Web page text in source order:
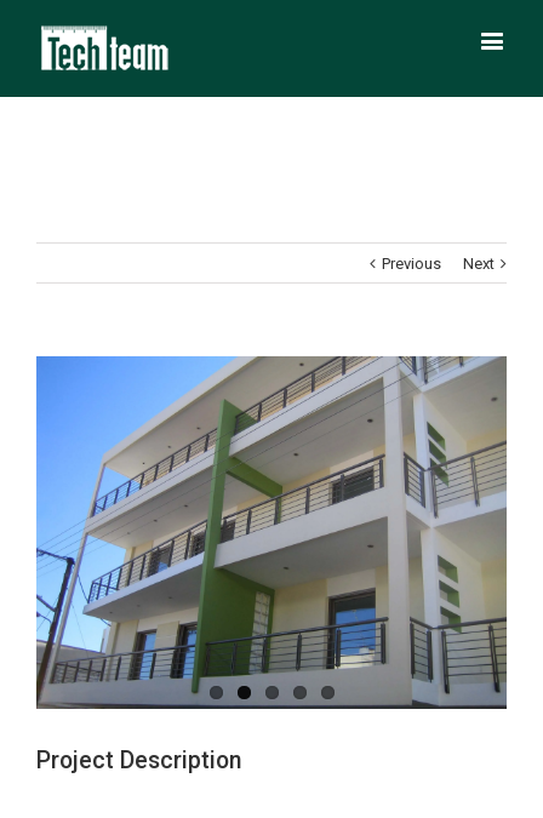
Previous Next
Project Description